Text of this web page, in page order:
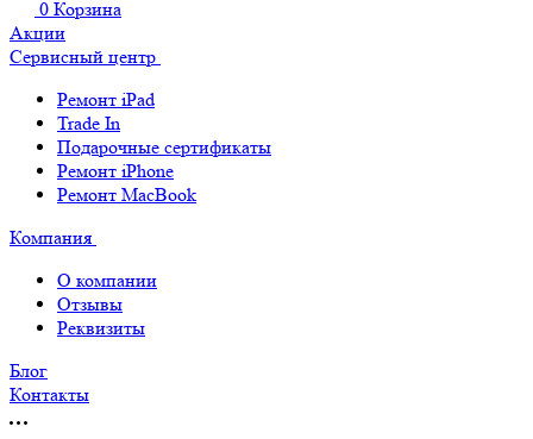
0 Корзина
Акции
Сервисный центр
Ремонт iPad
Trade In
Подарочные сертификаты
Ремонт iPhone
Ремонт MacBook
Компания
О компании
Отзывы
Реквизиты
Блог
Контакты